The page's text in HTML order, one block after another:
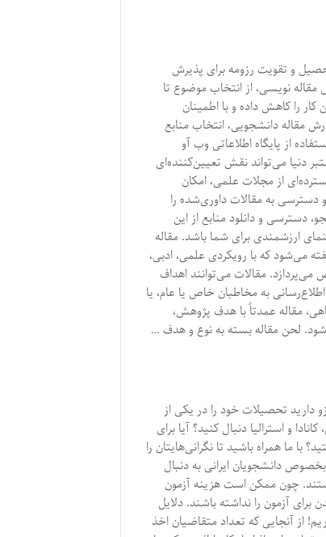
و تقویت رزومه برای پذیرش
نویسی، از انتخاب موضوع تا
را کاهش داده و با اطمینان
مقاله دانشجویی، انتخاب منابع
از پایگاه اطلاعاتی وب آو
دنیا می‌تواند نقش تعیین‌کننده‌ای
از مجلات علمی، امکان
به مقالات داوری‌شده را
دسترسی و دانلود منابع از این
ارزشمندی برای شما باشد. مقاله
می‌شود که با رویکردی علمی، ادبی،
مقالات می‌توانند اهداف
اطلاع‌رسانی به مخاطبان خاص یا عام، یا
مقاله عمدتاً با هدف پژوهش،
لحن مقاله بسته به نوع و هدف …
بدون مدرک زبان 2023 آیا آرزو دارید تحصیلات خود را در یکی از
و استرالیا دنبال کنید؟ آیا برای
ما همراه باشید تا نگرانی‌هایتان را
دانشجویان ایرانی به دنبال
چون ممکن است هزینه آزمون
برای آزمون را نداشته باشند. دلایل
از آنجایی که تعداد متقاضیان اخذ